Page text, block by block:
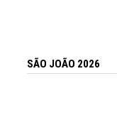
SÃO JOÃO 2026